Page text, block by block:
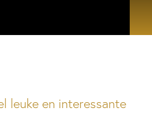
leuke en interessante